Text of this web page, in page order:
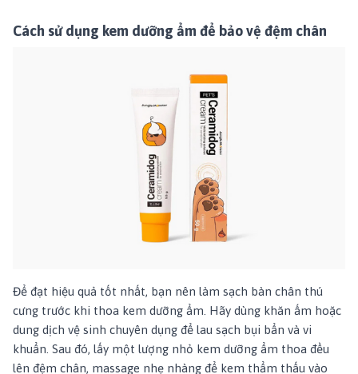
Cách sử dụng kem dưỡng ẩm để bảo vệ đệm chân
Để đạt hiệu quả tốt nhất, bạn nên làm sạch bàn chân thú
cưng trước khi thoa kem dưỡng ẩm. Hãy dùng khăn ấm hoặc
dung dịch vệ sinh chuyên dụng để lau sạch bụi bẩn và vi
khuẩn. Sau đó, lấy một lượng nhỏ kem dưỡng ẩm thoa đều
lên đệm chân, massage nhẹ nhàng để kem thẩm thấu vào